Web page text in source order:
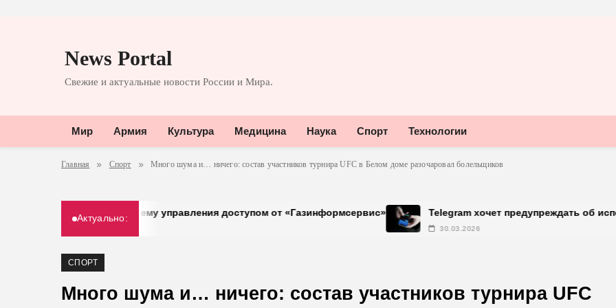
News Portal
Свежие и актуальные новости России и Мира.
Мир Армия Культура Медицина Наука Спорт Технологии
Главная Спорт Много шума и… ничего: состав участников турнира UFC в Белом доме разочаровал болельщиков
Актуально:
систему управления доступом от «Газинформсервис» Telegram хочет предупреждать об использовании
СПОРТ
Много шума и… ничего: состав участников турнира UFC